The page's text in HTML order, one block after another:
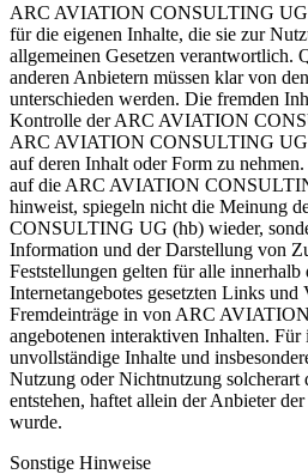
ARC AVIATION CONSULTING UG
für die eigenen Inhalte, die sie zur
allgemeinen Gesetzen verantwortlich.
anderen Anbietern müssen klar von
unterschieden werden. Die fremden
Kontrolle der ARC AVIATION
ARC AVIATION CONSULTING UG
auf deren Inhalt oder Form zu
auf die ARC AVIATION
hinweist, spiegeln nicht die Meinung
CONSULTING UG (hb) wieder,
Information und der Darstellung von
Feststellungen gelten für alle innerhalb
Internetangebotes gesetzten Links und
Fremdeinträge in von ARC
angebotenen interaktiven Inhalten.
unvollständige Inhalte und
Nutzung oder Nichtnutzung solcherart
entstehen, haftet allein der Anbieter
wurde.
Sonstige Hinweise